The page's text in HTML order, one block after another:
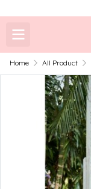
Home All Product